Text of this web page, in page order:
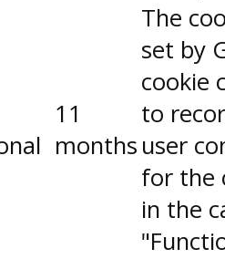
11
months
The
set by
cookie
to
user
for the
in the